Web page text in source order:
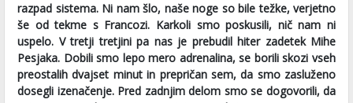
razpad sistema. Ni nam šlo, naše noge so bile težke, verjetno
še od tekme s Francozi. Karkoli smo poskusili, nič nam ni
uspelo. V tretji tretjini pa nas je prebudil hiter zadetek Mihe
Pesjaka. Dobili smo lepo mero adrenalina, se borili skozi vseh
preostalih dvajset minut in prepričan sem, da smo zasluženo
dosegli izenačenje. Pred zadnjim delom smo se dogovorili, da